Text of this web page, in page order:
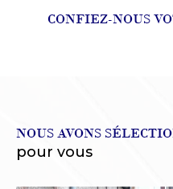
CONFIEZ-NOUS
NOUS AVONS
pour vous